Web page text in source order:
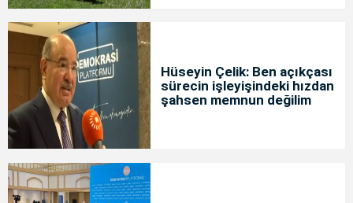
Hüseyin Çelik: Ben açıkçası
sürecin işleyişindeki hızdan
şahsen memnun değilim